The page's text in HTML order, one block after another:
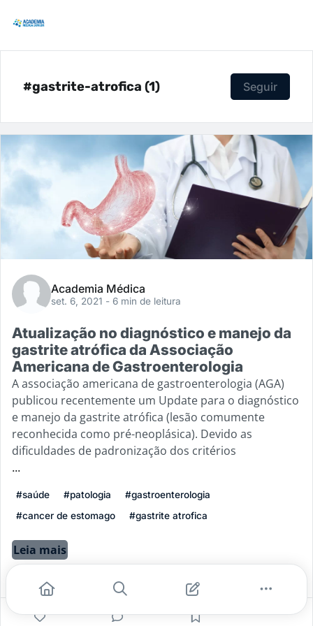
#gastrite-atrofica (1) Seguir
Academia Médica
set. 6, 2021 - 6 min de leitura
Atualização no diagnóstico e manejo da
gastrite atrófica da Associação
Americana de Gastroenterologia
A associação americana de gastroenterologia (AGA)
publicou recentemente um Update para o diagnóstico
e manejo da gastrite atrófica (lesão comumente
reconhecida como pré-neoplásica). Devido as
dificuldades de padronização dos critérios
...
#saúde #patologia
#gastroenterologia
#cancer de estomago
#gastrite atrofica
Leia mais